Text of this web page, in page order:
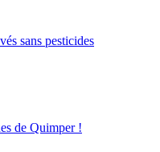
sans pesticides
de Quimper !